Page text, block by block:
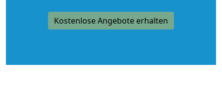
Kostenlose Angebote erhalten